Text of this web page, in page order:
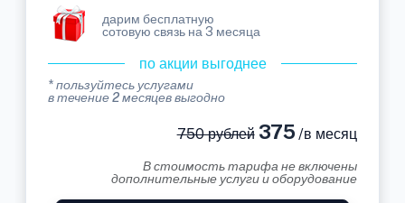
дарим бесплатную
сотовую связь на 3 месяца
по акции выгоднее
* пользуйтесь услугами
в течение 2 месяцев выгодно
750 рублей375 /в месяц
В стоимость тарифа не включены
дополнительные услуги и оборудование